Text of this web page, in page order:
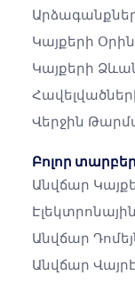
Կայքերի
Կայքերի
Վերջին
Բոլոր
Անվճար
Անվճար
Անվճար